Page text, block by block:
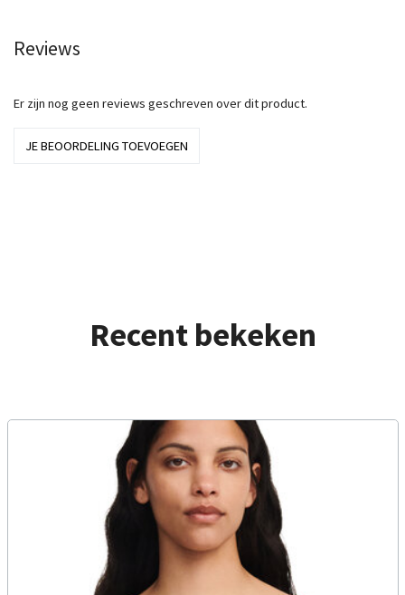
Reviews
Er zijn nog geen reviews geschreven over dit product.
JE BEOORDELING TOEVOEGEN
Recent bekeken